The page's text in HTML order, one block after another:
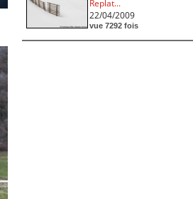
Replat...
22/04/2009
vue 7292 fois